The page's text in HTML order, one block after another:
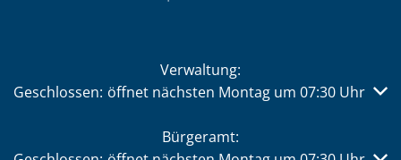
Verwaltung:
Klicken, um weitere Öffnungs- oder Schließzeiten
Geschlossen: öffnet nächsten Montag um 07:30 Uhr
Bürgeramt: